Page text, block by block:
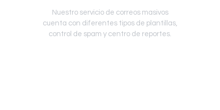
Nuestro servicio de correos masivos
cuenta con diferentes tipos de plantillas,
control de spam y centro de reportes.